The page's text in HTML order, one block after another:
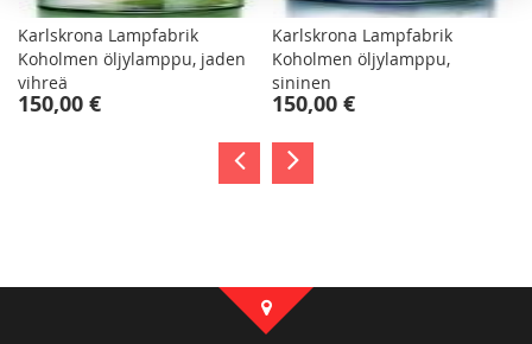
Karlskrona Lampfabrik
Koholmen öljylamppu, jaden
vihreä
150,00 €
Karlskrona Lampfabrik
Koholmen öljylamppu,
sininen
150,00 €